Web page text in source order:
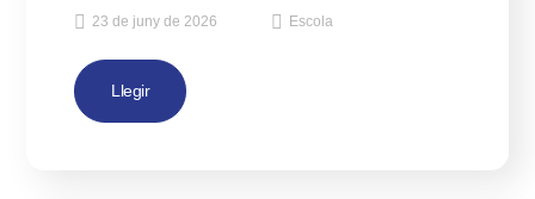
23 de juny de 2026 Escola
Llegir